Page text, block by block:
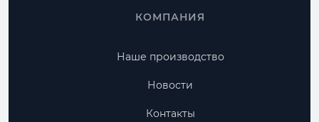
КОМПАНИЯ
Наше производство
Новости
Контакты